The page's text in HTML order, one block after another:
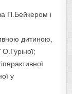
П.Бейкером і
дитиною,
у